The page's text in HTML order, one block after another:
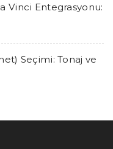
Vinci Entegrasyonu:
Seçimi: Tonaj ve